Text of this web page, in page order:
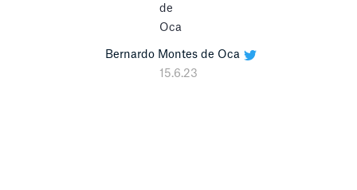
Bernardo Montes de Oca
15.6.23